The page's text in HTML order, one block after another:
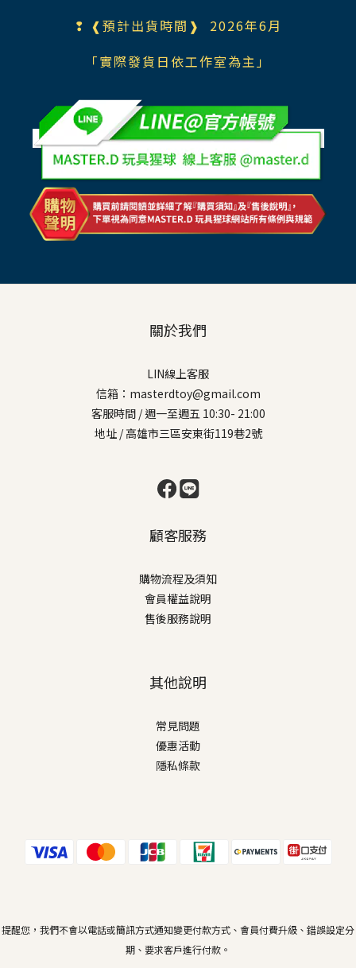
❢ ❰預計出貨時間❱ 2026年6月
「實際發貨日依工作室為主」
關於我們
LIN線上客服
信箱：masterdtoy@gmail.com
客服時間 / 週一至週五 10:30- 21:00
地址 / 高雄市三區安東街119巷2號
顧客服務
購物流程及須知
會員權益說明
售後服務說明
其他說明
常見問題
優惠活動
隱私條款
提醒您，我們不會以電話或簡訊方式通知變更付款方式、會員付費升級、錯誤設定分
期、要求客戶進行付款。